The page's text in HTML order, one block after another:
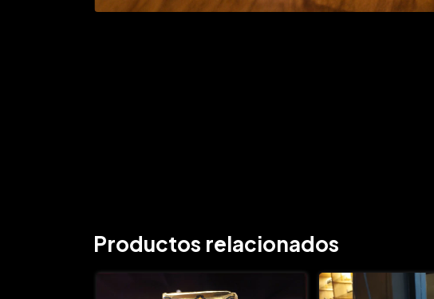
Productos relacionados